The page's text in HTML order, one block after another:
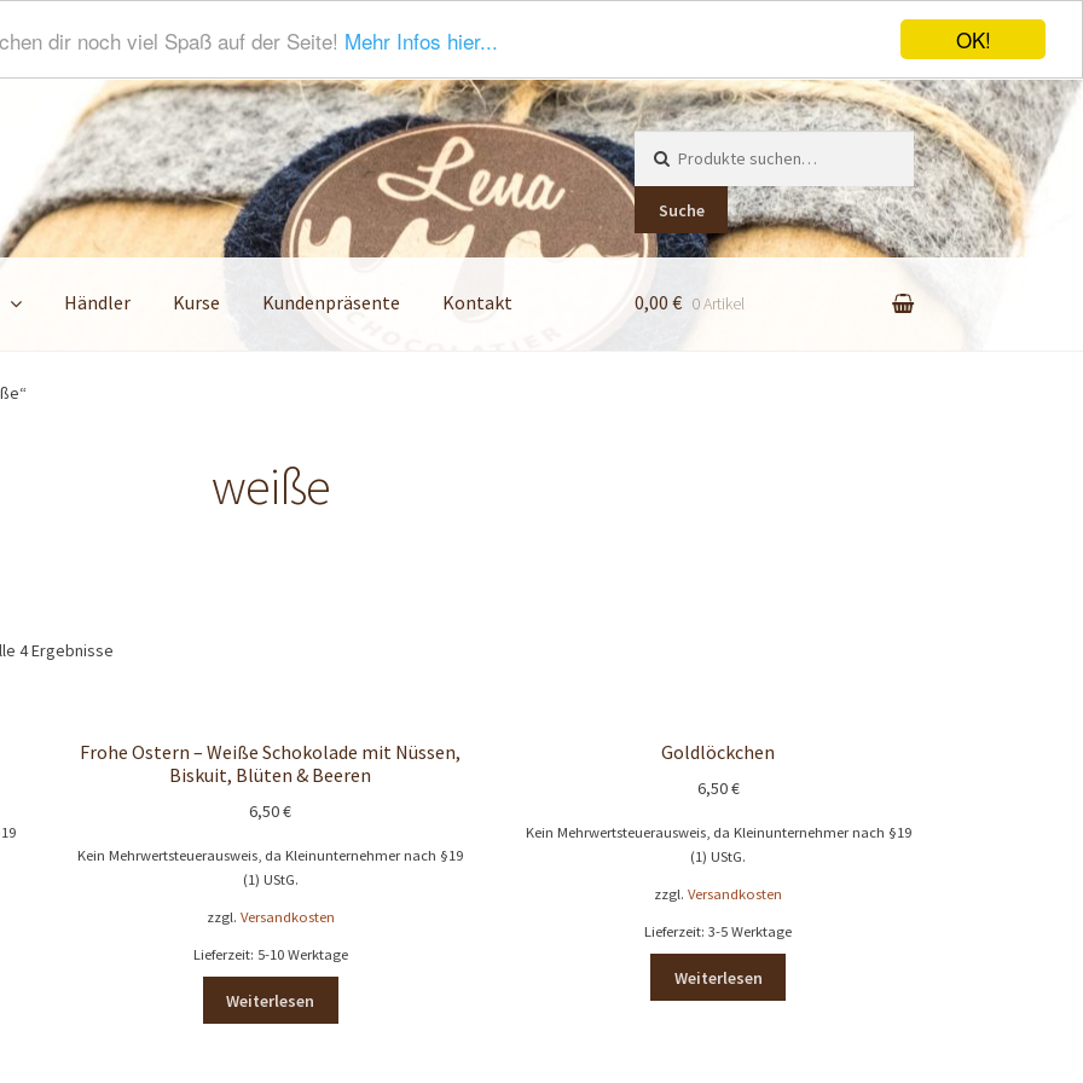
OK!
dir noch viel Spaß auf der Seite! Mehr Infos hier...
Suche
nach:
Suche
Händler Kurse Kundenpräsente Kontakt
WarenkorbWiderrufsbelehrung
0,00 € 0 Artikel
weiße
4 Ergebnisse
Frohe Ostern – Weiße Schokolade mit Nüssen,
Biskuit, Blüten & Beeren
6,50€
Kein Mehrwertsteuerausweis, da Kleinunternehmer nach §19
(1) UStG.
zzgl. Versandkosten
Lieferzeit: 5-10 Werktage
Weiterlesen
Goldlöckchen
6,50€
Kein Mehrwertsteuerausweis, da Kleinunternehmer nach §19
(1) UStG.
zzgl.Versandkosten
Lieferzeit:3-5 Werktage
Weiterlesen